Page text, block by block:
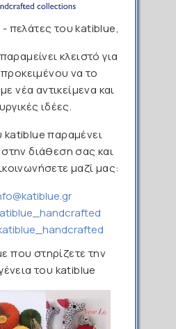
211 1190265
Newsletter μας
Email
- πελάτες του katiblue,
κλειστό για
να το
νέα αντικείμενα και
ιδέες.
katiblue παραμένει
διάθεση σας και
μαζί μας:
που στηρίζετε την
του katiblue